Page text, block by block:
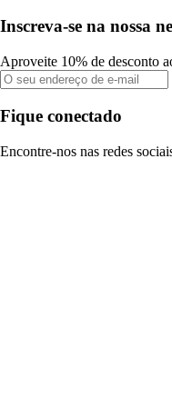
Inscreva-se na nossa
Aproveite 10% de desconto
Fique conectado
Encontre-nos nas redes